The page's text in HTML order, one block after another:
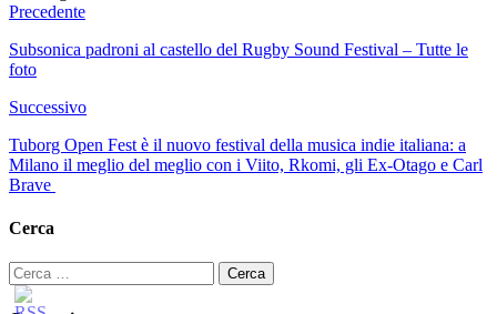
Precedente
Subsonica padroni al castello del Rugby Sound Festival – Tutte le
foto
Successivo
Tuborg Open Fest è il nuovo festival della musica indie italiana: a
Milano il meglio del meglio con i Viito, Rkomi, gli Ex-Otago e Carl
Brave
Cerca
Ricerca
per: